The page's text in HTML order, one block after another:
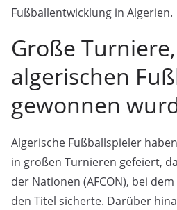
Fußballentwicklung in Algerien.
Große
algerischen
gewonnen
Algerische Fußballspieler
in großen Turnieren gefeiert,
der Nationen (AFCON), bei
den Titel sicherte. Darüber